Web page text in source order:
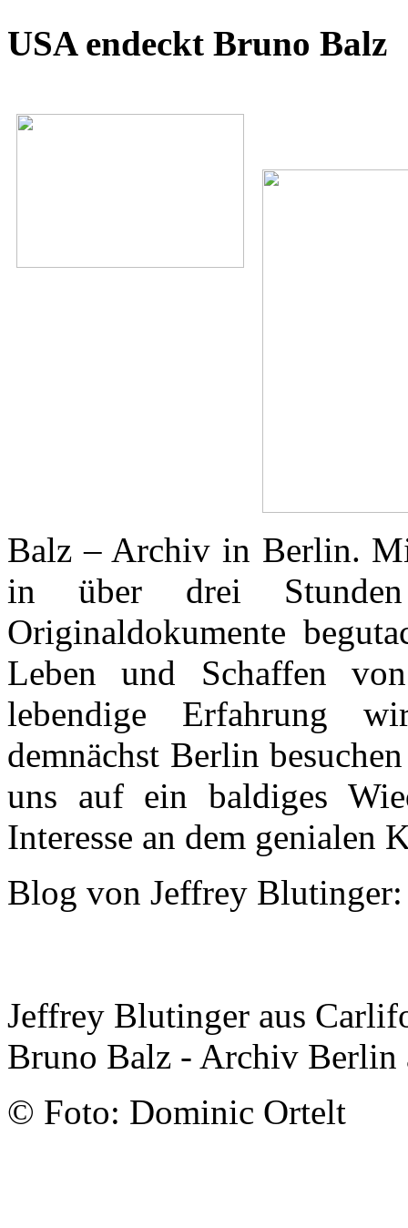
USA endeckt Bruno Balz
Balz – Archiv in Berlin.
in über drei Stunden
Originaldokumente
Leben und Schaffen
lebendige Erfahrung
demnächst Berlin
uns auf ein baldiges
Interesse an dem genialen
Blog von Jeffrey
Jeffrey Blutinger aus
Bruno Balz - Archiv Berlin
© Foto: Dominic Ortelt